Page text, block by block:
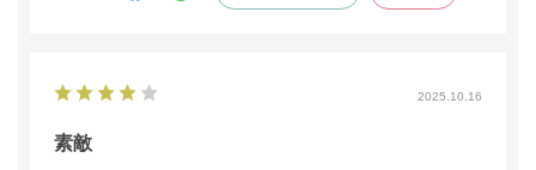
2025.10.16
素敵